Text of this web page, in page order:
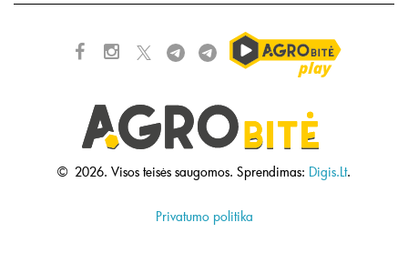
© 2026. Visos teisės saugomos. Sprendimas: Digis.Lt.
Privatumo politika